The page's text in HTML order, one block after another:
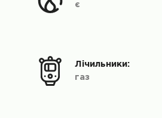
є
газ
Лічильники: